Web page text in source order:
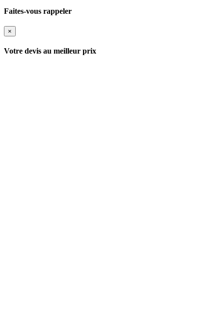
Faites-vous rappeler
×
Votre devis au meilleur prix